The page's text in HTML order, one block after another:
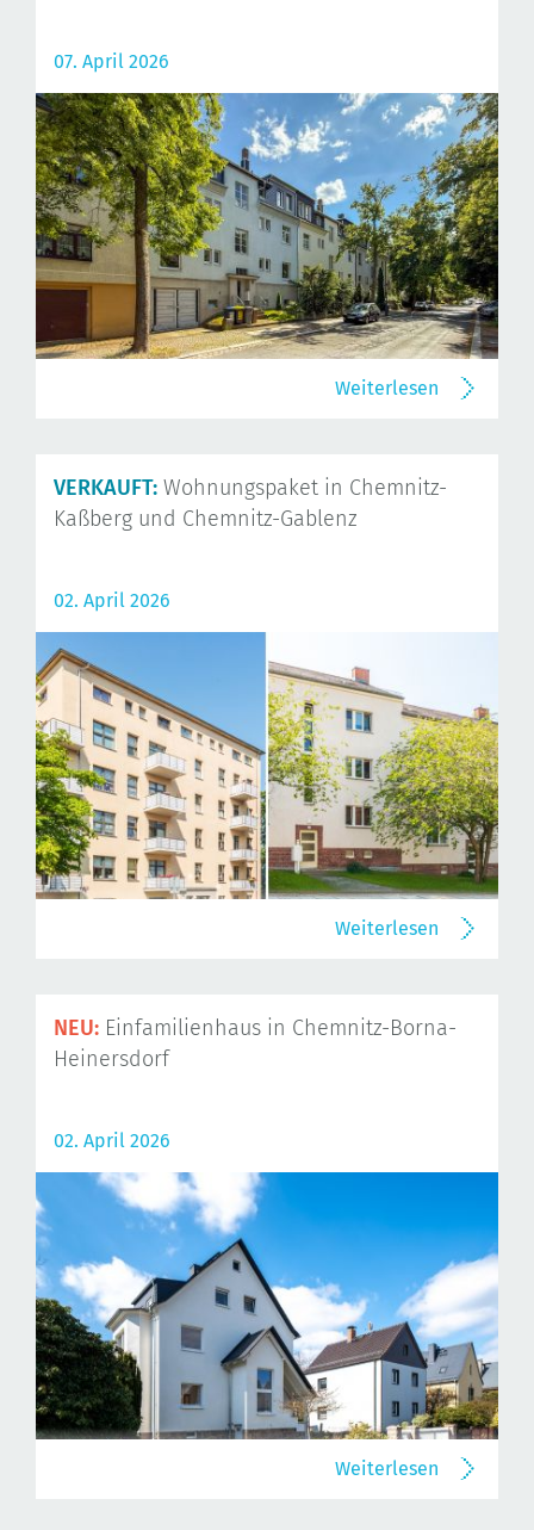
07. April 2026
Weiterlesen
VERKAUFT: Wohnungspaket in Chemnitz-
Kaßberg und Chemnitz-Gablenz
02. April 2026
Weiterlesen
NEU: Einfamilienhaus in Chemnitz-Borna-
Heinersdorf
02. April 2026
Weiterlesen